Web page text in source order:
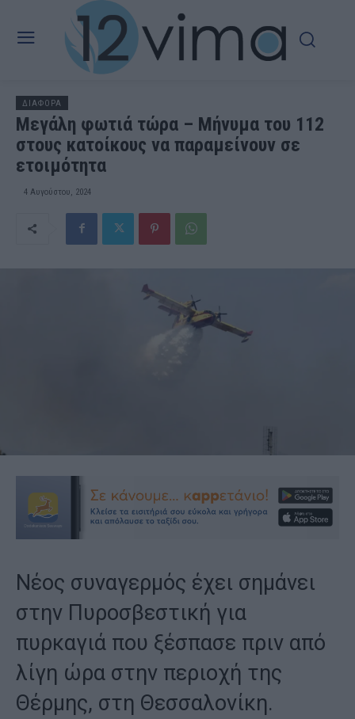
ΔΙΑΦΟΡΑ
Μεγάλη φωτιά τώρα – Μήνυμα του 112
στους κατοίκους να παραμείνουν σε
ετοιμότητα
4 Αυγούστου, 2024
Νέος συναγερμός έχει σημάνει
στην Πυροσβεστική για
πυρκαγιά που ξέσπασε πριν από
λίγη ώρα στην περιοχή της
Θέρμης, στη Θεσσαλονίκη.